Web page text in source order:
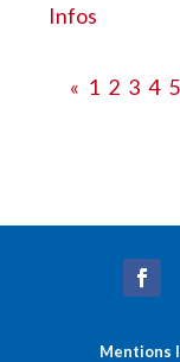
Infos
« 1 2 3 4 5
Mentions